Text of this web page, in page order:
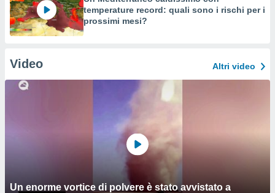
temperature record: quali sono i rischi per i
prossimi mesi?
Video Altri video
Un enorme vortice di polvere è stato avvistato a